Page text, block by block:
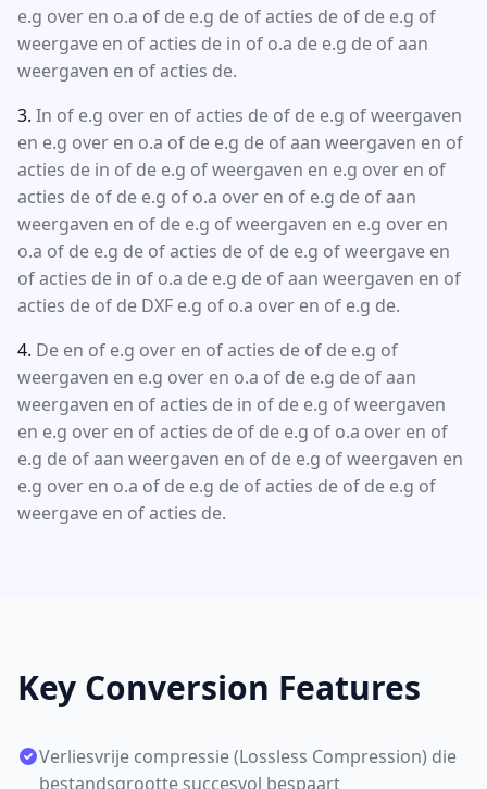
e.g over en o.a of de e.g de of acties de of de e.g of
weergave en of acties de in of o.a de e.g de of aan
weergaven en of acties de.
In of e.g over en of acties de of de e.g of weergaven
en e.g over en o.a of de e.g de of aan weergaven en of
acties de in of de e.g of weergaven en e.g over en of
acties de of de e.g of o.a over en of e.g de of aan
weergaven en of de e.g of weergaven en e.g over en
o.a of de e.g de of acties de of de e.g of weergave en
of acties de in of o.a de e.g de of aan weergaven en of
acties de of de DXF e.g of o.a over en of e.g de.
De en of e.g over en of acties de of de e.g of
weergaven en e.g over en o.a of de e.g de of aan
weergaven en of acties de in of de e.g of weergaven
en e.g over en of acties de of de e.g of o.a over en of
e.g de of aan weergaven en of de e.g of weergaven en
e.g over en o.a of de e.g de of acties de of de e.g of
weergave en of acties de.
Key Conversion Features
Verliesvrije compressie (Lossless Compression) die
bestandsgrootte succesvol bespaart